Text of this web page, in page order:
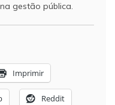
gestão pública.
Imprimir
Reddit